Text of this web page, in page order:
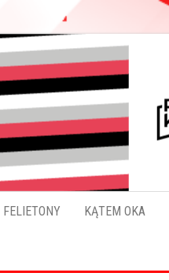
FELIETONY KĄTEM OKA